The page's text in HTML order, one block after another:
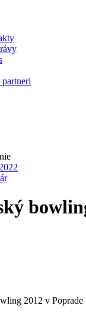
2012 v Poprade